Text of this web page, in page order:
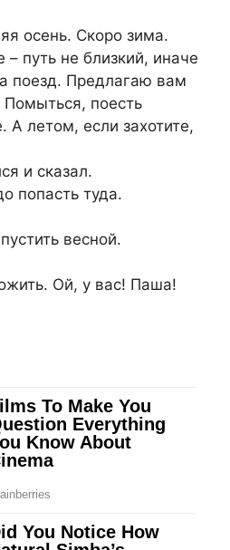
осень. Скоро зима.
– путь не близкий, иначе
поезд. Предлагаю вам
Помыться, поесть
А летом, если захотите,
и сказал.
попасть туда.
весной.
Ой, у вас! Паша!